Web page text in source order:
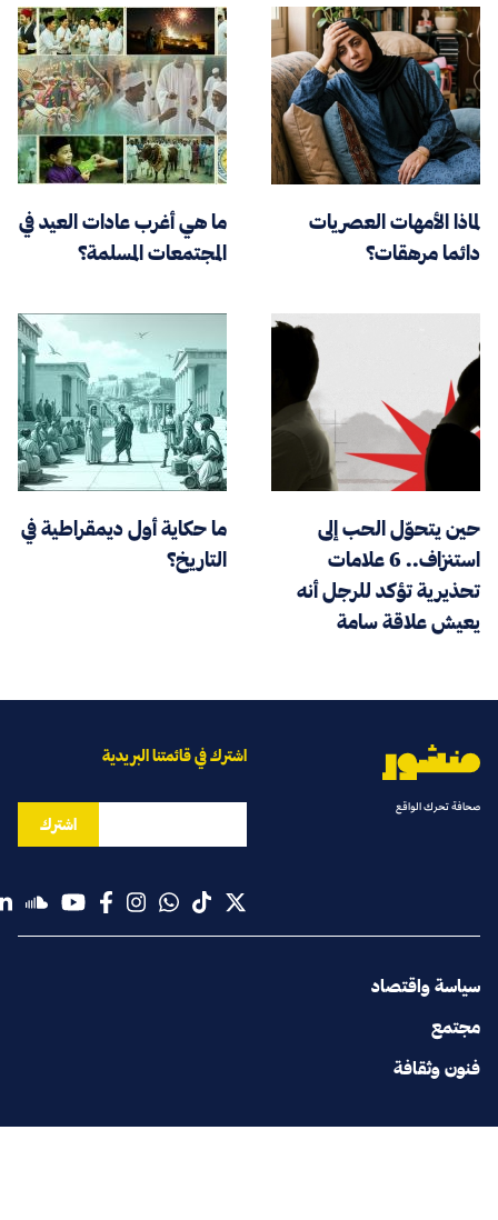
لماذا الأمهات العصريات
دائما مرهقات؟
ما هي أغرب عادات العيد في
المجتمعات المسلمة؟
حين يتحوّل الحب إلى
استنزاف.. 6 علامات
تحذيرية تؤكد للرجل أنه
يعيش علاقة سامة
ما حكاية أول ديمقراطية في
التاريخ؟
صحافة تحرك الواقع
سياسة واقتصاد
مجتمع
فنون وثقافة
اشترك في قائمتنا البريدية
اشترك